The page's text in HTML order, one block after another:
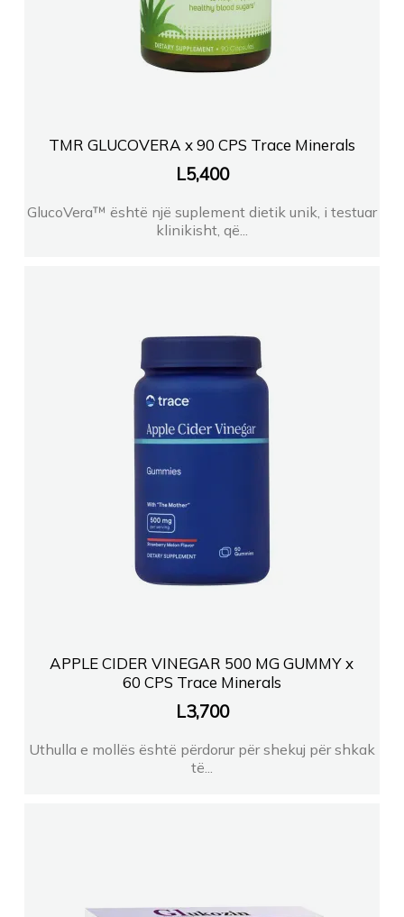
TMR GLUCOVERA x 90 CPS Trace Minerals
L5,400
GlucoVera™ është një suplement dietik unik, i testuar
klinikisht, që...
APPLE CIDER VINEGAR 500 MG GUMMY x
60 CPS Trace Minerals
L3,700
Uthulla e mollës është përdorur për shekuj për shkak
të...